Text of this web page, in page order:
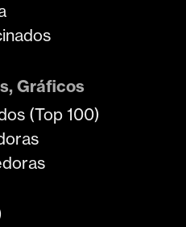
Gráficos
(Top 100)